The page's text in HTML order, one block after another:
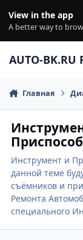
View in the app
A better way to
AUTO-BK.RU
Главная
Инструмент и
данной теме
съёмников и
Ремонта
специального